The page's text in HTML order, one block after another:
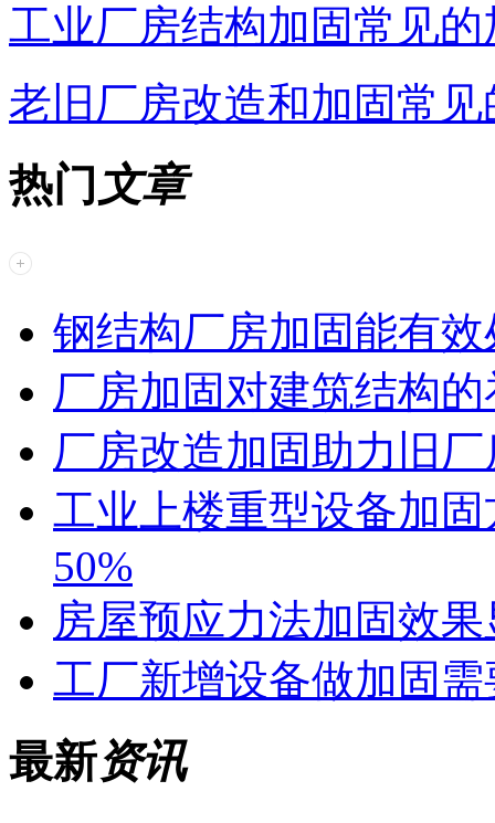
工业厂房结构加固常见
老旧厂房改造和加固常
热门 文章
钢结构厂房加固能有
厂房加固对建筑结构
厂房改造加固助力旧
工业上楼重型设备加
50%
房屋预应力法加固效
工厂新增设备做加固
最新资讯